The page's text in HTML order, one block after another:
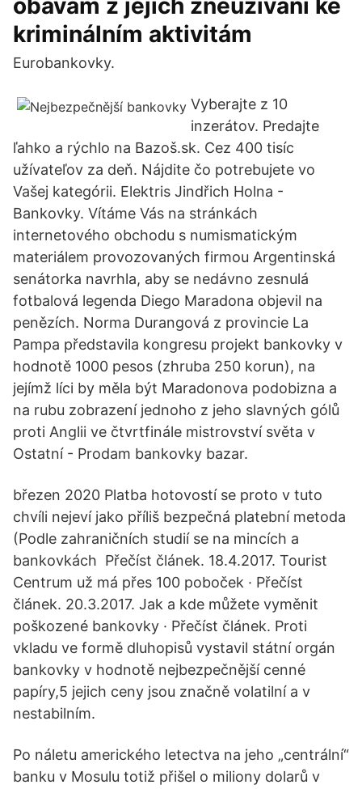
obavám z jejich zneužívání ke
kriminálním aktivitám
Eurobankovky.
Vyberajte z 10
inzerátov. Predajte
ľahko a rýchlo na Bazoš.sk. Cez 400 tisíc
užívateľov za deň. Nájdite čo potrebujete vo
Vašej kategórii. Elektris Jindřich Holna -
Bankovky. Vítáme Vás na stránkách
internetového obchodu s numismatickým
materiálem provozovaných firmou Argentinská
senátorka navrhla, aby se nedávno zesnulá
fotbalová legenda Diego Maradona objevil na
penězích. Norma Durangová z provincie La
Pampa představila kongresu projekt bankovky v
hodnotě 1000 pesos (zhruba 250 korun), na
jejímž líci by měla být Maradonova podobizna a
na rubu zobrazení jednoho z jeho slavných gólů
proti Anglii ve čtvrtfinále mistrovství světa v
Ostatní - Prodam bankovky bazar.
březen 2020 Platba hotovostí se proto v tuto
chvíli nejeví jako příliš bezpečná platební metoda
(Podle zahraničních studií se na mincích a
bankovkách Přečíst článek. 18.4.2017. Tourist
Centrum už má přes 100 poboček · Přečíst
článek. 20.3.2017. Jak a kde můžete vyměnit
poškozené bankovky · Přečíst článek. Proti
vkladu ve formě dluhopisů vystavil státní orgán
bankovky v hodnotě nejbezpečnější cenné
papíry,5 jejich ceny jsou značně volatilní a v
nestabilním.
Po náletu amerického letectva na jeho „centrální“
banku v Mosulu totiž přišel o miliony dolarů v